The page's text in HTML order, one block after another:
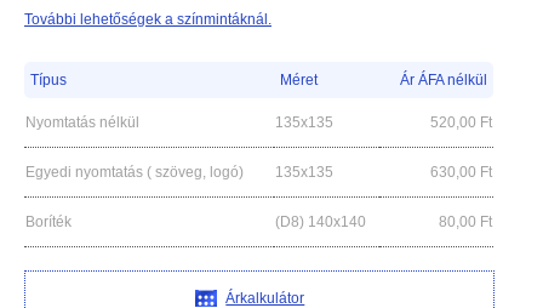
További lehetőségek a színmintáknál.
Típus Méret Ár ÁFA nélkül
Nyomtatás nélkül 135x135 520,00 Ft
Egyedi nyomtatás ( szöveg, logó) 135x135 630,00 Ft
Boríték (D8) 140x140 80,00 Ft
Árkalkulátor